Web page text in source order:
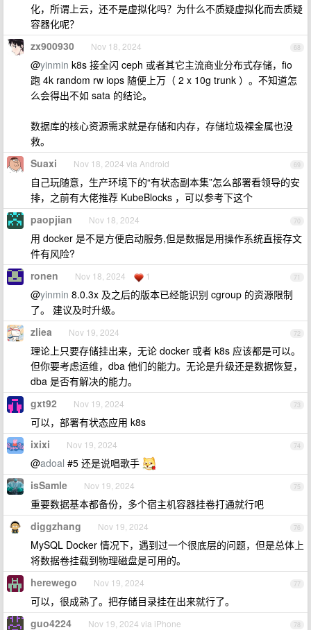
化，所谓上云，还不是虚拟化吗？为什么不质疑虚拟化而去质疑
容器化呢？
68
zx900930 Nov 18, 2024
@yinmin k8s 接全闪 ceph 或者其它主流商业分布式存储，fio
跑 4k random rw iops 随便上万（ 2 x 10g trunk ）。不知道怎
么会得出不如 sata 的结论。
数据库的核心资源需求就是存储和内存，存储垃圾裸金属也没
救。
69
Suaxi Nov 18, 2024 via Android
自己玩随意，生产环境下的“有状态副本集”怎么部署看领导的安
排，之前有大佬推荐 KubeBlocks ，可以参考下这个
70
paopjian Nov 18, 2024
用 docker 是不是方便启动服务,但是数据是用操作系统直接存文
件有风险?
71
ronen Nov 18, 2024 1
@yinmin 8.0.3x 及之后的版本已经能识别 cgroup 的资源限制
了。 建议及时升级。
72
zliea Nov 19, 2024
理论上只要存储挂出来，无论 docker 或者 k8s 应该都是可以。
但你要考虑运维，dba 他们的能力。无论是升级还是数据恢复，
dba 是否有解决的能力。
73
gxt92 Nov 19, 2024
可以，部署有状态应用 k8s
74
ixixi Nov 19, 2024
@adoal #5 还是说唱歌手
75
isSamle Nov 19, 2024
重要数据基本都备份，多个宿主机容器挂卷打通就行吧
76
diggzhang Nov 19, 2024
MySQL Docker 情况下，遇到过一个很底层的问题，但是总体上
将数据卷挂载到物理磁盘是可用的。
77
herewego Nov 19, 2024
可以，很成熟了。把存储目录挂在出来就行了。
78
guo4224 Nov 19, 2024 via iPhone